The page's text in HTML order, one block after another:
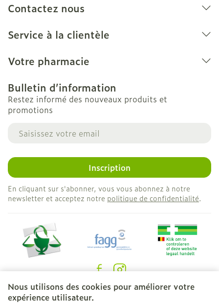
Nous utilisons des cookies pour améliorer votre
expérience utilisateur.
Contactez nous
Service à la clientèle
Votre pharmacie
Bulletin d’information
Restez informé des nouveaux produits et
promotions
Adresse mail
Inscription
En cliquant sur s'abonner, vous vous abonnez à notre
newsletter et acceptez notre politique de confidentialité.
Liens légaux